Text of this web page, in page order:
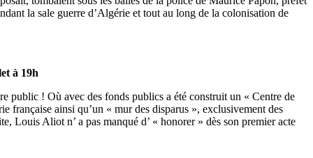
la sale guerre d’Algérie et tout au long de la colonisation de
à 19h
public ! Où avec des fonds publics a été construit un « Centre de
française ainsi qu’un « mur des disparus », exclusivement des
Louis Aliot n’ a pas manqué d’ « honorer » dès son premier acte